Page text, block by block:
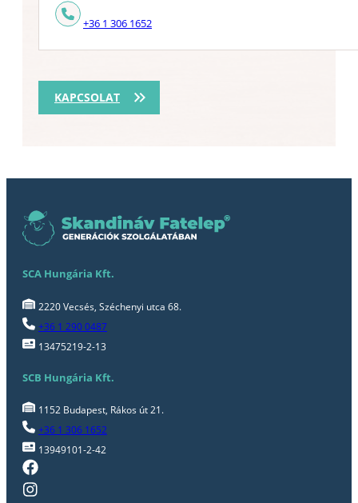
KAPCSOLAT
+36 1 306 1652
SCA Hungária Kft.
2220 Vecsés, Széchenyi utca 68.
+36 1 290 0487
13475219-2-13
SCB Hungária Kft.
1152 Budapest, Rákos út 21.
+36 1 306 1652
13949101-2-42